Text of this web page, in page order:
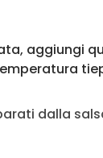
aggiungi
dalla